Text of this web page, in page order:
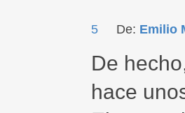
5 De: Emilio
De
hace